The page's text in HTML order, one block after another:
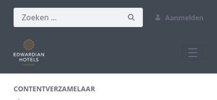
Aanmelden
CONTENTVERZAMELAAR